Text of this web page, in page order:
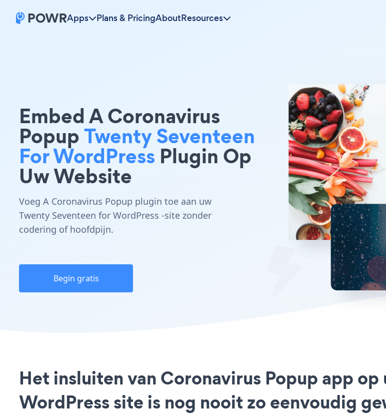
Apps Plans & PricingAboutResources
Embed A Coronavirus
PopupTwenty Seventeen
For WordPress Plugin Op
Uw Website
Voeg A Coronavirus Popup plugin toe aan uw
Twenty Seventeen for WordPress -site zonder
codering of hoofdpijn.
Begin gratis
Het insluiten van Coronavirus Popup app
WordPress site is nog nooit zo eenvoudig